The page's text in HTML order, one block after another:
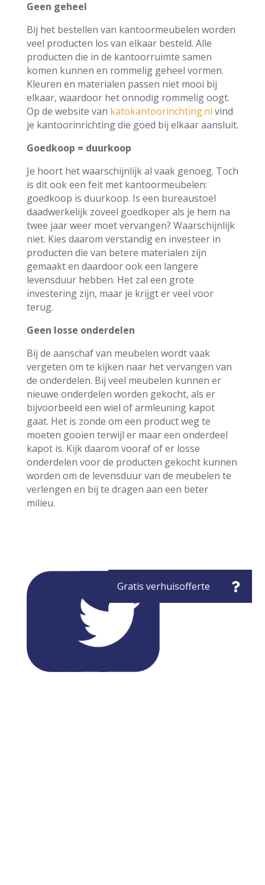
Geen geheel
Bij het bestellen van kantoormeubelen worden
veel producten los van elkaar besteld. Alle
producten die in de kantoorruimte samen
komen kunnen en rommelig geheel vormen.
Kleuren en materialen passen niet mooi bij
elkaar, waardoor het onnodig rommelig oogt.
Op de website van katokantoorinchting.nl vind
je kantoorinrichting die goed bij elkaar aansluit.
Goedkoop = duurkoop
Je hoort het waarschijnlijk al vaak genoeg. Toch
is dit ook een feit met kantoormeubelen:
goedkoop is duurkoop. Is een bureaustoel
daadwerkelijk zoveel goedkoper als je hem na
twee jaar weer moet vervangen? Waarschijnlijk
niet. Kies daarom verstandig en investeer in
producten die van betere materialen zijn
gemaakt en daardoor ook een langere
levensduur hebben. Het zal een grote
investering zijn, maar je krijgt er veel voor
terug.
Geen losse onderdelen
Bij de aanschaf van meubelen wordt vaak
vergeten om te kijken naar het vervangen van
de onderdelen. Bij veel meubelen kunnen er
nieuwe onderdelen worden gekocht, als er
bijvoorbeeld een wiel of armleuning kapot
gaat. Het is zonde om een product weg te
moeten gooien terwijl er maar een onderdeel
kapot is. Kijk daarom vooraf of er losse
onderdelen voor de producten gekocht kunnen
worden om de levensduur van de meubelen te
verlengen en bij te dragen aan een beter
milieu.